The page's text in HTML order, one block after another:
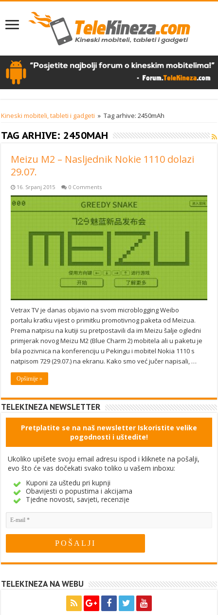
Kineski mobiteli, tableti i gadgeti » Tag arhive: 2450mAh
TAG ARHIVE: 2450MAH
Meizu M2 – Nasljednik Nokie 1110 dolazi
29.07.
16. Srpanj 2015 0 Comments
Vetrax TV je danas objavio na svom microblogging Weibo
portalu kratku vijest o primitku promotivnog paketa od Meizua.
Prema natpisu na kutiji su pretpostavili da im Meizu šalje ogledni
primjerak novog Meizu M2 (Blue Charm 2) mobitela ali u paketu je
bila pozivnica na konferenciju u Pekingu i mobitel Nokia 1110 s
natpisom 729 (29.07.) na ekranu. Kako smo već jučer napisali, …
Opširnije »
TELEKINEZA NEWSLETTER
Pretplatite se na naš newsletter Iskoristite velike
pogodnosti i uštedite!
Ukoliko upišete svoju email adresu ispod i kliknete na pošalji,
evo što će vas dočekati svako toliko u vašem inboxu:
Kuponi za uštedu pri kupnji
Obavijesti o popustima i akcijama
Tjedne novosti, savjeti, recenzije
TELEKINEZA NA WEBU